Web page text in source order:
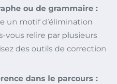
ou de grammaire :
un motif d’élimination
vous relire par plusieurs
des outils de correction
dans le parcours :